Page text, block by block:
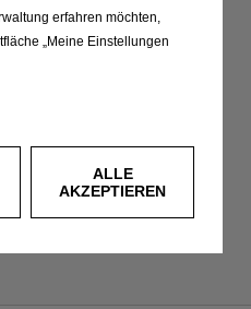
erfahren möchten,
„Meine Einstellungen
ALLE
AKZEPTIEREN